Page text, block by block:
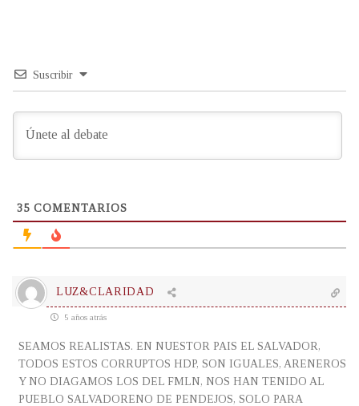
Suscribir
35 COMENTARIOS
LUZ&CLARIDAD
5 años atrás
SEAMOS REALISTAS. EN NUESTOR PAIS EL SALVADOR,
TODOS ESTOS CORRUPTOS HDP, SON IGUALES, ARENEROS
Y NO DIAGAMOS LOS DEL FMLN, NOS HAN TENIDO AL
PUEBLO SALVADORENO DE PENDEJOS, SOLO PARA